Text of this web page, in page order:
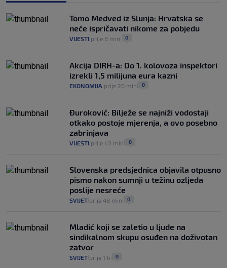
Analitičar o Mostu: Oni su u yin-yang
poziciji i imaju drugog najpoznatijeg
bravara u povijesti Hrvatske
30. srp.
Tomo Medved iz Slunja: Hrvatska se
neće ispričavati nikome za pobjedu
VIJESTI prije 8 min 0
Akcija DIRH-a: Do 1. kolovoza inspektori
izrekli 1,5 milijuna eura kazni
EKONOMIJA prije 20 min 0
Đuroković: Bilježe se najniži vodostaji
otkako postoje mjerenja, a ovo posebno
zabrinjava
VIJESTI prije 43 min 0
Slovenska predsjednica objavila otpusno
pismo nakon sumnji u težinu ozljeda
poslije nesreće
SVIJET prije 48 min 0
Mladić koji se zaletio u ljude na
sindikalnom skupu osuđen na doživotan
zatvor
SVIJET prije 1 h 0